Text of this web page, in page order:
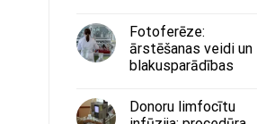
Fotoferēze:
ārstēšanas veidi un
blakusparādības
Donoru limfocītu